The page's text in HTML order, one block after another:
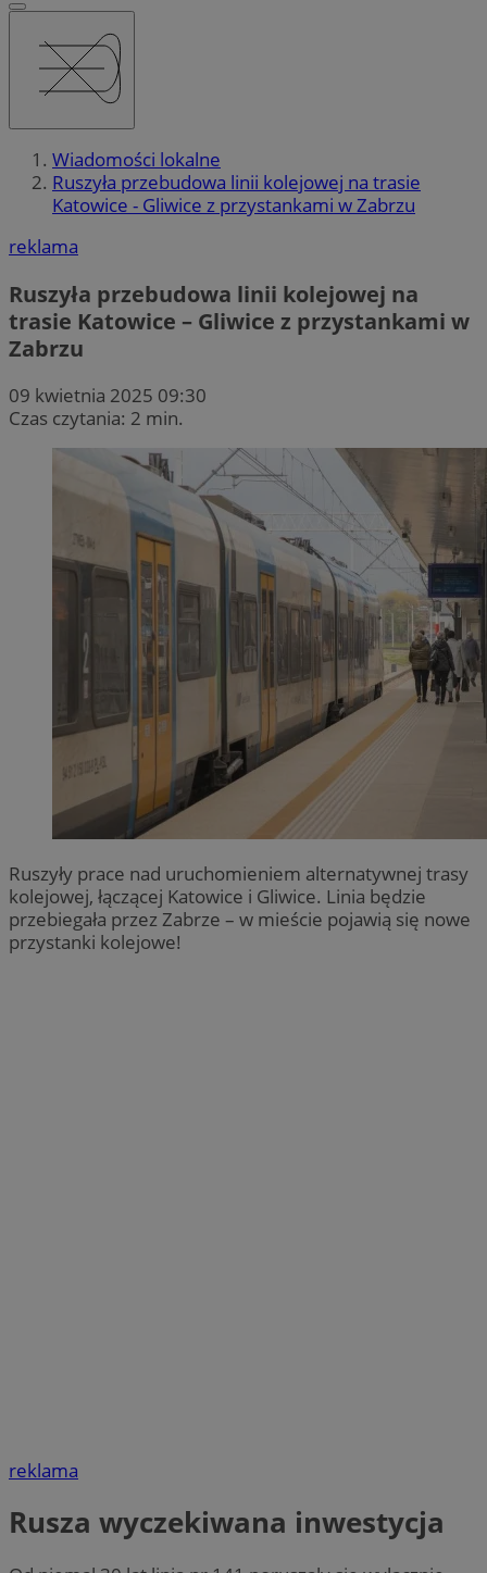
Wiadomości lokalne
Ruszyła przebudowa linii kolejowej na trasie
Katowice - Gliwice z przystankami w Zabrzu
reklama
Ruszyła przebudowa linii kolejowej na
trasie Katowice – Gliwice z przystankami w
Zabrzu
09 kwietnia 2025 09:30
Czas czytania: 2 min.
Ruszyły prace nad uruchomieniem alternatywnej trasy
kolejowej, łączącej Katowice i Gliwice. Linia będzie
przebiegała przez Zabrze – w mieście pojawią się nowe
przystanki kolejowe!
reklama
Rusza wyczekiwana inwestycja